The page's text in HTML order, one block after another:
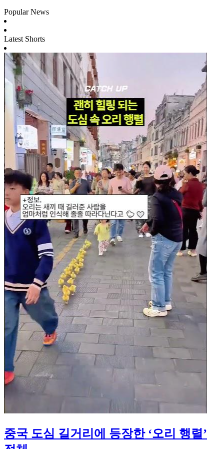
Popular News
Latest Shorts
중국 도심 길거리에 등장한 ‘오리 행렬’